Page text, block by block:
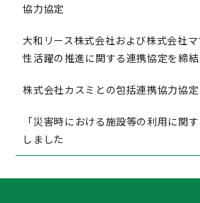
協力協定
大和リース株式会社および株式会社
性活躍の推進に関する連携協定を締結
株式会社カスミとの包括連携協力協定
「災害時における施設等の利用に関
しました